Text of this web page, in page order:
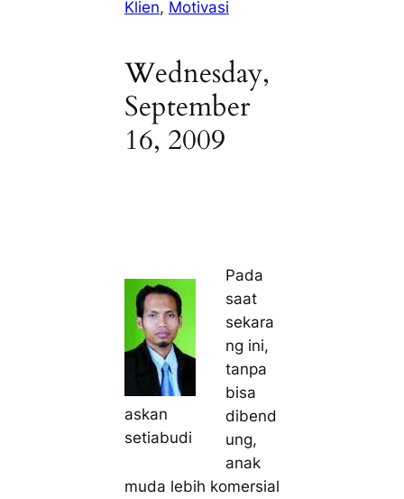
Klien, Motivasi
Wednesday,
September
16, 2009
askan
setiabudi
Pada
saat
sekara
ng ini,
tanpa
bisa
dibend
ung,
anak
muda lebih komersial